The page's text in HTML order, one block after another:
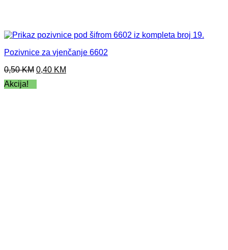
Pozivnice za vjenčanje 6602
0,50KM Original
price
was:
0,40 KM
Akcija!